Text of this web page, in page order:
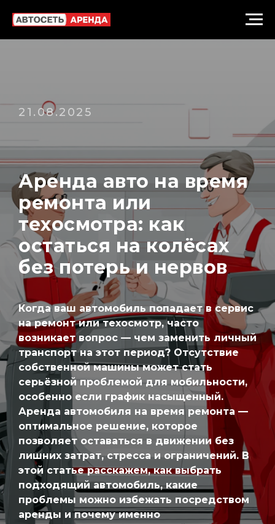
21.08.2025
Аренда авто на время
ремонта или
техосмотра: как
остаться на колёсах
без потерь и нервов
Когда ваш автомобиль попадает в сервис
на ремонт или техосмотр, часто
возникает вопрос — чем заменить личный
транспорт на этот период? Отсутствие
собственной машины может стать
серьёзной проблемой для мобильности,
особенно если график насыщенный.
Аренда автомобиля на время ремонта —
оптимальное решение, которое
позволяет оставаться в движении без
лишних затрат, стресса и ограничений. В
этой статье расскажем, как выбрать
подходящий автомобиль, какие
проблемы можно избежать посредством
аренды и почему именно